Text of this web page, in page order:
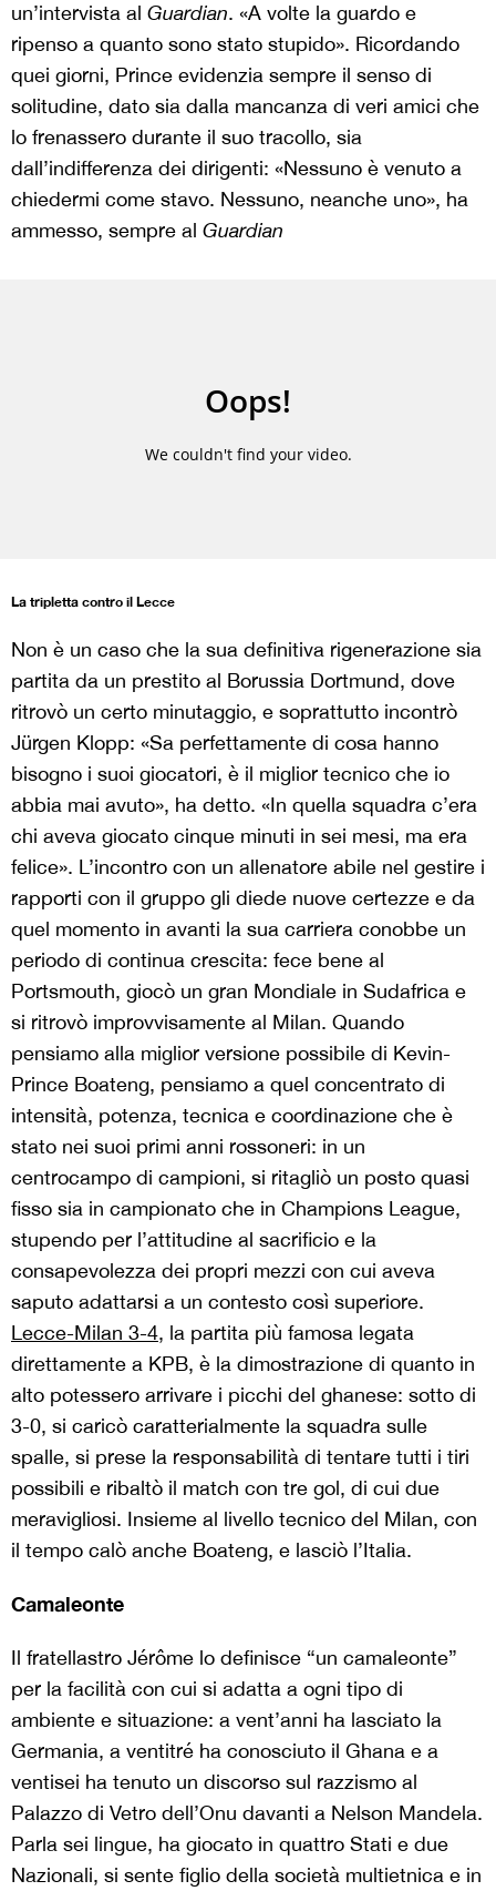
un’intervista al Guardian. «A volte la guardo e
ripenso a quanto sono stato stupido». Ricordando
quei giorni, Prince evidenzia sempre il senso di
solitudine, dato sia dalla mancanza di veri amici che
lo frenassero durante il suo tracollo, sia
dall’indifferenza dei dirigenti: «Nessuno è venuto a
chiedermi come stavo. Nessuno, neanche uno», ha
ammesso, sempre al Guardian
La tripletta contro il Lecce
Non è un caso che la sua definitiva rigenerazione sia
partita da un prestito al Borussia Dortmund, dove
ritrovò un certo minutaggio, e soprattutto incontrò
Jürgen Klopp: «Sa perfettamente di cosa hanno
bisogno i suoi giocatori, è il miglior tecnico che io
abbia mai avuto», ha detto. «In quella squadra c’era
chi aveva giocato cinque minuti in sei mesi, ma era
felice». L’incontro con un allenatore abile nel gestire i
rapporti con il gruppo gli diede nuove certezze e da
quel momento in avanti la sua carriera conobbe un
periodo di continua crescita: fece bene al
Portsmouth, giocò un gran Mondiale in Sudafrica e
si ritrovò improvvisamente al Milan. Quando
pensiamo alla miglior versione possibile di Kevin-
Prince Boateng, pensiamo a quel concentrato di
intensità, potenza, tecnica e coordinazione che è
stato nei suoi primi anni rossoneri: in un
centrocampo di campioni, si ritagliò un posto quasi
fisso sia in campionato che in Champions League,
stupendo per l’attitudine al sacrificio e la
consapevolezza dei propri mezzi con cui aveva
saputo adattarsi a un contesto così superiore.
Lecce-Milan 3-4, la partita più famosa legata
direttamente a KPB, è la dimostrazione di quanto in
alto potessero arrivare i picchi del ghanese: sotto di
3-0, si caricò caratterialmente la squadra sulle
spalle, si prese la responsabilità di tentare tutti i tiri
possibili e ribaltò il match con tre gol, di cui due
meravigliosi. Insieme al livello tecnico del Milan, con
il tempo calò anche Boateng, e lasciò l’Italia.
Camaleonte
Il fratellastro Jérôme lo definisce “un camaleonte”
per la facilità con cui si adatta a ogni tipo di
ambiente e situazione: a vent’anni ha lasciato la
Germania, a ventitré ha conosciuto il Ghana e a
ventisei ha tenuto un discorso sul razzismo al
Palazzo di Vetro dell’Onu davanti a Nelson Mandela.
Parla sei lingue, ha giocato in quattro Stati e due
Nazionali, si sente figlio della società multietnica e in